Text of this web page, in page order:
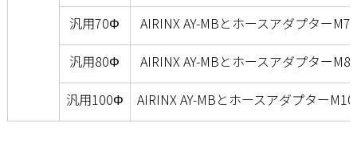
汎用70Φ
AIRINX AY-MBとホースアダプター
汎用80Φ
AIRINX AY-MBとホースアダプター
汎用100Φ
AIRINX AY-MBとホースアダプター